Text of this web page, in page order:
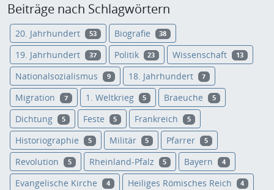
Beiträge nach Schlagwörtern
20. Jahrhundert 53 Biografie 38
19. Jahrhundert 37 Politik 23 Wissenschaft 13
Nationalsozialismus 9 18. Jahrhundert 7
Migration 7 1. Weltkrieg 5 Braeuche 5
Dichtung 5 Feste 5 Frankreich 5
Historiographie 5 Militär 5 Pfarrer 5
Revolution 5 Rheinland-Pfalz 5 Bayern 4
Evangelische Kirche 4 Heiliges Römisches Reich 4